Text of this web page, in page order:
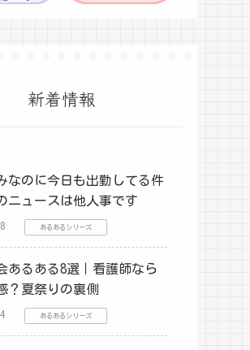
新着情報
なのに今日も出勤してる件
ニュースは他人事です
あるあるシリーズ
あるある8選｜看護師なら
？夏祭りの裏側
あるあるシリーズ